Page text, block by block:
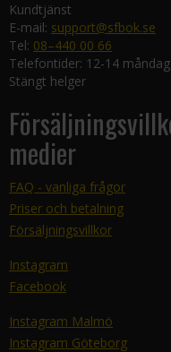
Kundtjänst
E-mail: support@sfbok.se
Tel: 08–440 00 66
Telefontider: 12-14
Stängt helger
medier
FAQ - vanliga frågor
Priser och betalning
Försäljningsvillkor
Instagram
Facebook
Instagram Malmö
Instagram Göteborg